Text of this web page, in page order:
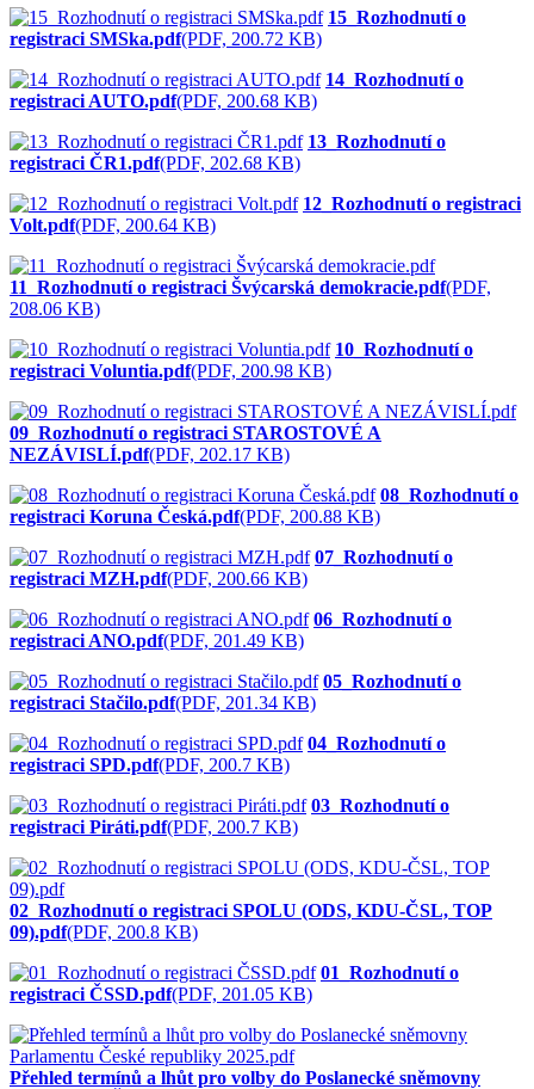
15_Rozhodnutí o
registraci SMSka.pdf(PDF, 200.72 KB)
14_Rozhodnutí o
registraci AUTO.pdf(PDF, 200.68 KB)
13_Rozhodnutí o
registraci ČR1.pdf(PDF, 202.68 KB)
12_Rozhodnutí o registraci
Volt.pdf(PDF, 200.64 KB)
11_Rozhodnutí o registraci Švýcarská demokracie.pdf(PDF,
208.06 KB)
10_Rozhodnutí o
registraci Voluntia.pdf(PDF, 200.98 KB)
09_Rozhodnutí o registraci STAROSTOVÉ A
NEZÁVISLÍ.pdf(PDF, 202.17 KB)
08_Rozhodnutí o
registraci Koruna Česká.pdf(PDF, 200.88 KB)
07_Rozhodnutí o
registraci MZH.pdf(PDF, 200.66 KB)
06_Rozhodnutí o
registraci ANO.pdf(PDF, 201.49 KB)
05_Rozhodnutí o
registraci Stačilo.pdf(PDF, 201.34 KB)
04_Rozhodnutí o
registraci SPD.pdf(PDF, 200.7 KB)
03_Rozhodnutí o
registraci Piráti.pdf(PDF, 200.7 KB)
02_Rozhodnutí o registraci SPOLU (ODS, KDU-ČSL, TOP
09).pdf(PDF, 200.8 KB)
01_Rozhodnutí o
registraci ČSSD.pdf(PDF, 201.05 KB)
Přehled termínů a lhůt pro volby do Poslanecké sněmovny